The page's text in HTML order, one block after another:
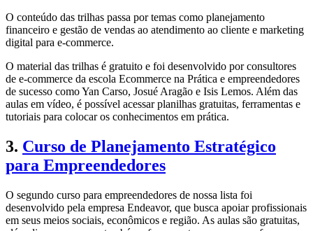
O conteúdo das trilhas passa por temas como planejamento
financeiro e gestão de vendas ao atendimento ao cliente e marketing
digital para e-commerce.
O material das trilhas é gratuito e foi desenvolvido por consultores
de e-commerce da escola Ecommerce na Prática e empreendedores
de sucesso como Yan Carso, Josué Aragão e Isis Lemos. Além das
aulas em vídeo, é possível acessar planilhas gratuitas, ferramentas e
tutoriais para colocar os conhecimentos em prática.
3. Curso de Planejamento Estratégico
para Empreendedores
O segundo curso para empreendedores de nossa lista foi
desenvolvido pela empresa Endeavor, que busca apoiar profissionais
em seus meios sociais, econômicos e região. As aulas são gratuitas,